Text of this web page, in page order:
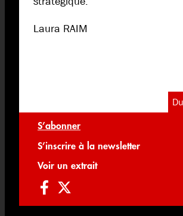
Laura RAIM
S’abonner
S’inscrire à la newsletter
Voir un extrait